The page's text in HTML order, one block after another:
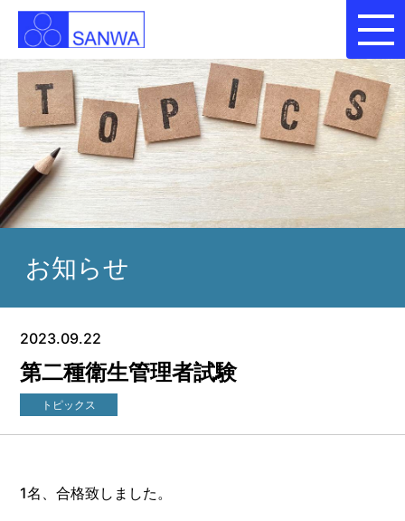
お知らせ
2023.09.22
第二種衛生管理者試験
トピックス
1名、合格致しました。